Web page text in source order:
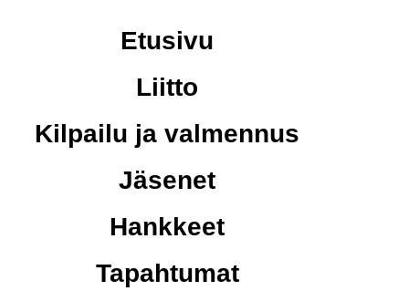
Etusivu
Liitto
Kilpailu ja valmennus
Jäsenet
Hankkeet
Tapahtumat